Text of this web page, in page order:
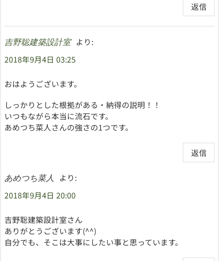
返信
吉野聡建築設計室
より:
2018年9月4日 03:25
おはようございます。
しっかりとした根拠がある・納得の説明！！
いつもながら本当に流石です。
あめつち菜人さんの強さの1つです。
返信
あめつち菜人
より:
2018年9月4日 20:00
吉野聡建築設計室さん
ありがとうございます(^^)
自分でも、そこは大事にしたい事と思っています。